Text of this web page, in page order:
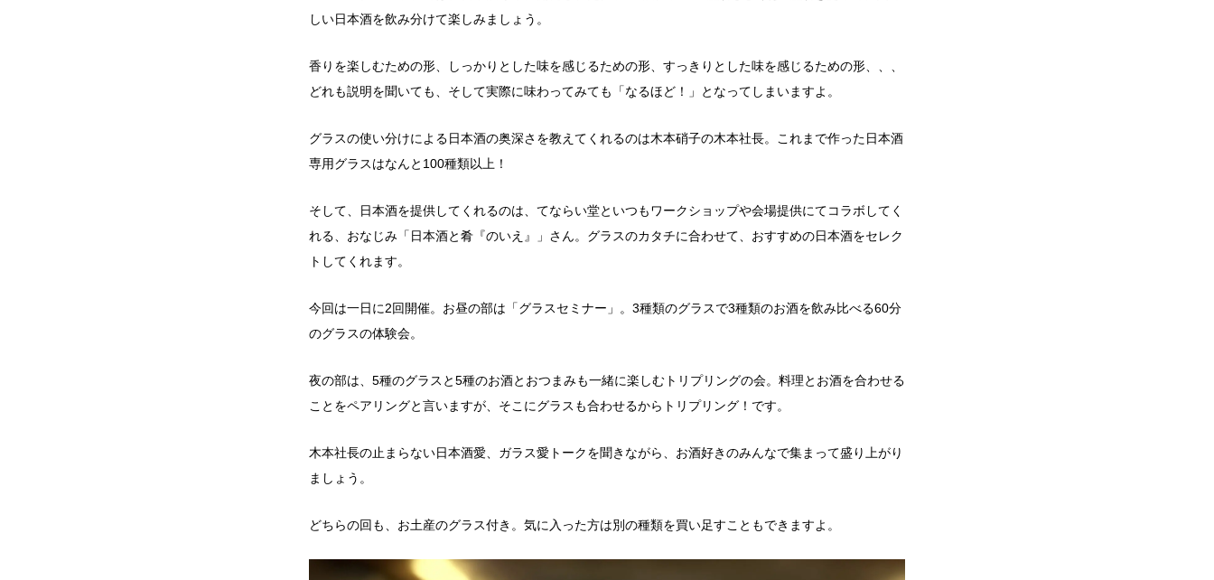
しい日本酒を飲み分けて楽しみましょう。
香りを楽しむための形、しっかりとした味を感じるための形、すっきりとした味を感じるための形、、、
どれも説明を聞いても、そして実際に味わってみても「なるほど！」となってしまいますよ。
グラスの使い分けによる日本酒の奥深さを教えてくれるのは木本硝子の木本社長。これまで作った日本酒
専用グラスはなんと100種類以上！
そして、日本酒を提供してくれるのは、てならい堂といつもワークショップや会場提供にてコラボしてく
れる、おなじみ「日本酒と肴『のいえ』」さん。グラスのカタチに合わせて、おすすめの日本酒をセレク
トしてくれます。
今回は一日に2回開催。お昼の部は「グラスセミナー」。3種類のグラスで3種類のお酒を飲み比べる60分
のグラスの体験会。
夜の部は、5種のグラスと5種のお酒とおつまみも一緒に楽しむトリプリングの会。料理とお酒を合わせる
ことをペアリングと言いますが、そこにグラスも合わせるからトリプリング！です。
木本社長の止まらない日本酒愛、ガラス愛トークを聞きながら、お酒好きのみんなで集まって盛り上がり
ましょう。
どちらの回も、お土産のグラス付き。気に入った方は別の種類を買い足すこともできますよ。